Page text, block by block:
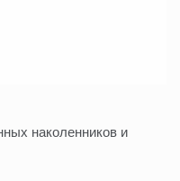
наколенников и